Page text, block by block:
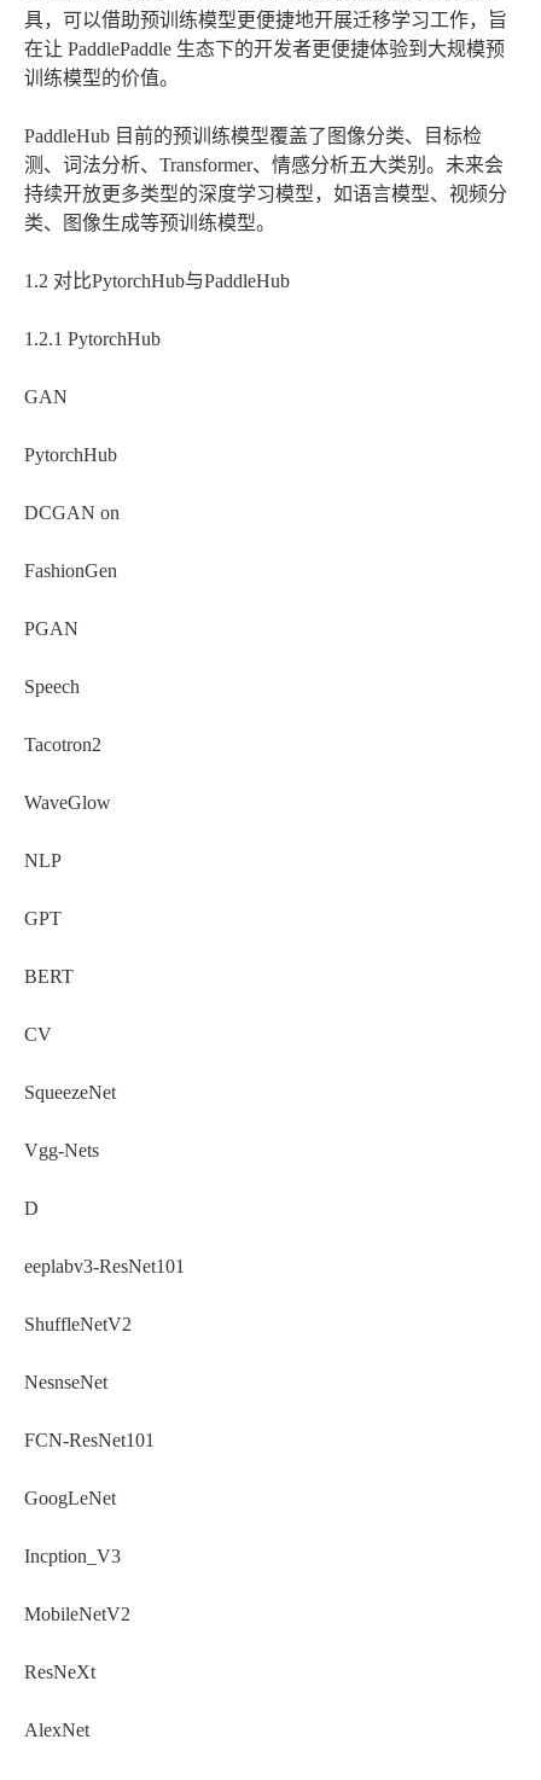
具，可以借助预训练模型更便捷地开展迁移学习工作，旨
在让 PaddlePaddle 生态下的开发者更便捷体验到大规模预
训练模型的价值。
PaddleHub 目前的预训练模型覆盖了图像分类、目标检
测、词法分析、Transformer、情感分析五大类别。未来会
持续开放更多类型的深度学习模型，如语言模型、视频分
类、图像生成等预训练模型。
1.2 对比PytorchHub与PaddleHub
1.2.1 PytorchHub
GAN
PytorchHub
DCGAN on
FashionGen
PGAN
Speech
Tacotron2
WaveGlow
NLP
GPT
BERT
CV
SqueezeNet
Vgg-Nets
D
eeplabv3-ResNet101
ShuffleNetV2
NesnseNet
FCN-ResNet101
GoogLeNet
Incption_V3
MobileNetV2
ResNeXt
AlexNet